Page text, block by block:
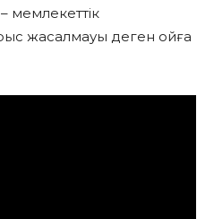
мемлекеттік
жасалмауы деген ойға